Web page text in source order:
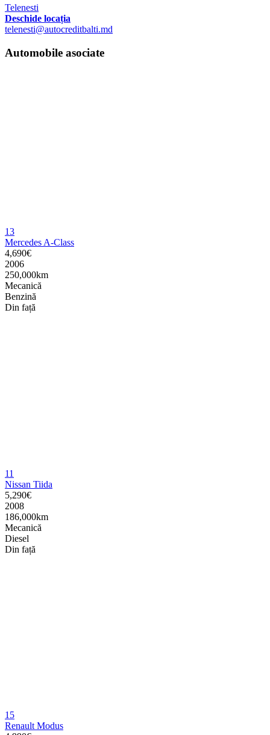
Telenesti
Deschide locația
telenesti@autocreditbalti.md
Automobile asociate
13
Mercedes A-Class
4,690€
2006
250,000km
Mecanică
Benzină
Din față
11
Nissan Tiida
5,290€
2008
186,000km
Mecanică
Diesel
Din față
15
Renault Modus